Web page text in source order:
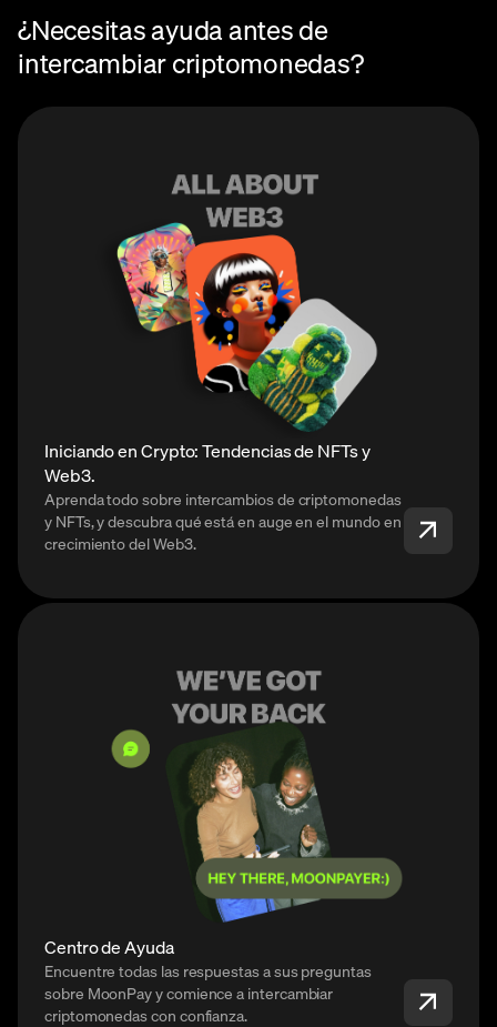
¿Necesitas ayuda antes de
intercambiar criptomonedas?
Iniciando en Crypto: Tendencias de NFTs y
Web3.
Aprenda todo sobre intercambios de criptomonedas
y NFTs, y descubra qué está en auge en el mundo en
crecimiento del Web3.
Centro de Ayuda
Encuentre todas las respuestas a sus preguntas
sobre MoonPay y comience a intercambiar
criptomonedas con confianza.